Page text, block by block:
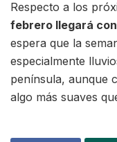
Respecto a los
febrero llegará
espera que la
especialmente
península, aunque
algo más suaves